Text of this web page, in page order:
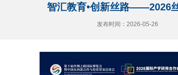
智汇教育•创新丝路——2026
发布时间：2026-05-26